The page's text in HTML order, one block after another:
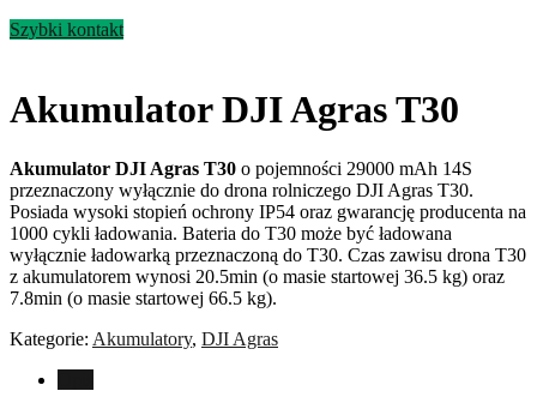
Szybki kontakt
Akumulator DJI Agras T30
Akumulator DJI Agras T30 o pojemności 29000 mAh 14S
przeznaczony wyłącznie do drona rolniczego DJI Agras T30.
Posiada wysoki stopień ochrony IP54 oraz gwarancję producenta na
1000 cykli ładowania. Bateria do T30 może być ładowana
wyłącznie ładowarką przeznaczoną do T30. Czas zawisu drona T30
z akumulatorem wynosi 20.5min (o masie startowej 36.5 kg) oraz
7.8min (o masie startowej 66.5 kg).
Kategorie: Akumulatory, DJI Agras